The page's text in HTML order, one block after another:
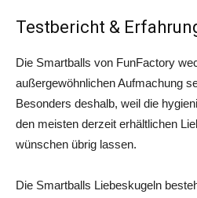
Testbericht &
Die Smartballs von FunFactory
außergewöhnlichen Aufmachung
Besonders deshalb, weil die
den meisten derzeit erhältlichen
wünschen übrig lassen.
Die Smartballs Liebeskugeln